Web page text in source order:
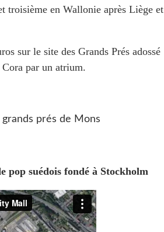
troisième en Wallonie après Liège et
sur le site des Grands Prés adossé
par un atrium.
suédois fondé à Stockholm